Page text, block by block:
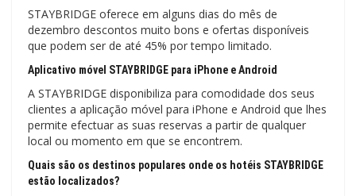
STAYBRIDGE oferece em alguns dias do mês de
dezembro descontos muito bons e ofertas disponíveis
que podem ser de até 45% por tempo limitado.
Aplicativo móvel STAYBRIDGE para iPhone e Android
A STAYBRIDGE disponibiliza para comodidade dos seus
clientes a aplicação móvel para iPhone e Android que lhes
permite efectuar as suas reservas a partir de qualquer
local ou momento em que se encontrem.
Quais são os destinos populares onde os hotéis STAYBRIDGE
estão localizados?